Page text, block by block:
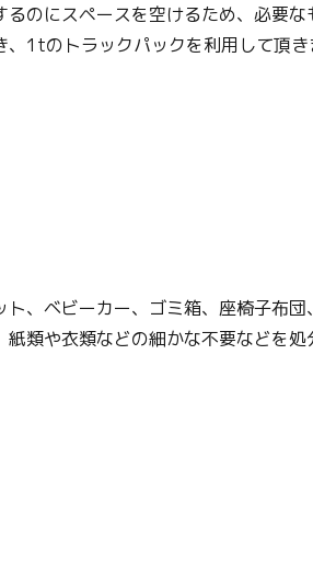
のにスペースを空けるため、必要
1tのトラックパックを利用して頂き
、ベビーカー、ゴミ箱、座椅子布団
類や衣類などの細かな不要などを処